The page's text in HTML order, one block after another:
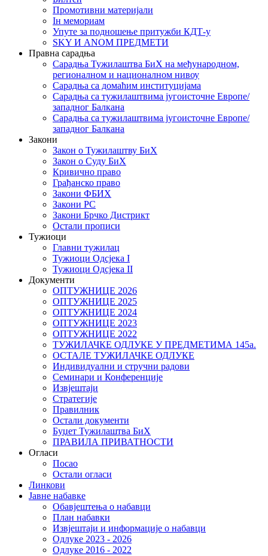
Промотивни материјали
Iн мемориам
Упуте за подношење притужби КДТ-у
SKY И ANOM ПРЕДМЕТИ
Правна сарадња
Сарадња Тужилаштва БиХ на међународном,
регионалном и националном нивоу
Сарадња са домаћим институцијама
Сарадња са тужилаштвима југоисточне Европе/
западног Балкана
Сарадња са тужилаштвима југоисточне Европе/
западног Балкана
Закони
Закон о Тужилаштву БиХ
Закон о Суду БиХ
Кривично право
Грађанско право
Закони ФБИХ
Закони РС
Закони Брчко Дистрикт
Остали прописи
Тужиоци
Главни тужилац
Тужиоци Oдсјекa I
Тужиоци Oдсјекa II
Документи
ОПТУЖНИЦЕ 2026
ОПТУЖНИЦЕ 2025
ОПТУЖНИЦЕ 2024
ОПТУЖНИЦЕ 2023
ОПТУЖНИЦЕ 2022
ТУЖИЛАЧКЕ ОДЛУКЕ У ПРЕДМЕТИМА 145а.
ОСТАЛЕ ТУЖИЛАЧКЕ ОДЛУКЕ
Индивидуални и стручни радови
Семинари и Конференције
Извјештаји
Стратегије
Правилник
Остали документи
Буџет Тужилаштва БиХ
ПРАВИЛА ПРИВАТНОСТИ
Огласи
Посао
Остали огласи
Линкови
Јавне набавке
Обавјештења о набавци
План набавки
Извјештаји и информације о набавци
Одлуке 2023 - 2026
Одлуке 2016 - 2022